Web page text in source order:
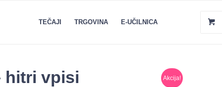
TEČAJI TRGOVINA E-UČILNICA
Akcija!
hitri vpisi